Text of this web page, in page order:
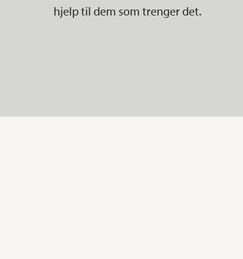
hjelp til dem som trenger det.